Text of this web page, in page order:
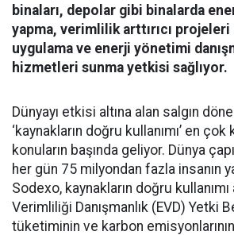
binaları, depolar gibi binalarda
yapma, verimlilik arttırıcı projeleri
uygulama ve enerji yönetimi
hizmetleri sunma yetkisi sağlıyor.
Dünyayı etkisi altına alan salgın
‘kaynakların doğru kullanımı’ en
konuların başında geliyor. Dünya
her gün 75 milyondan fazla insanın
Sodexo, kaynakların doğru kullanımı
Verimliliği Danışmanlık (EVD) Yetki
tüketiminin ve karbon emisyonlarının